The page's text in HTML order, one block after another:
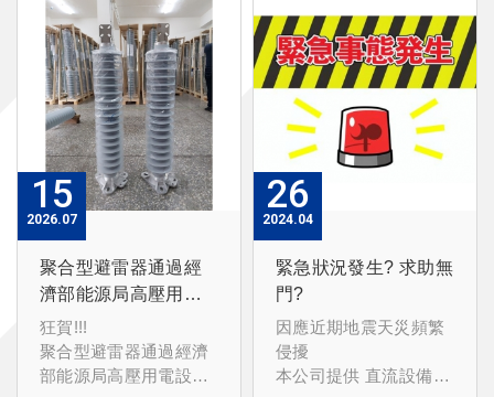
15
07
2026
聚合型避雷器通過經
濟部能源局高壓用電
設備審查
狂賀!!!
聚合型避雷器通過經濟
部能源局高壓用電設備
26
04
2024
緊急狀況發生? 求助無
門?
因應近期地震天災頻繁
侵擾
本公司提供 直流設備租